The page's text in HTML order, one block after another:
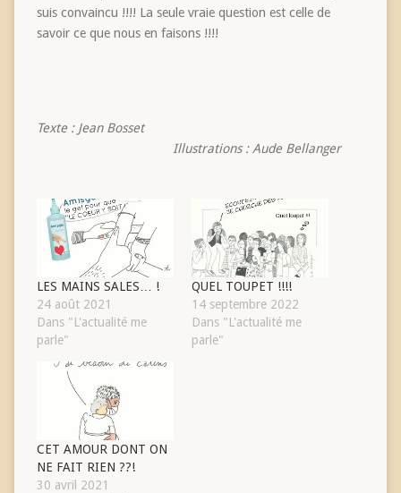
suis convaincu !!!! La seule vraie question est celle de
savoir ce que nous en faisons !!!!
Texte : Jean Bosset
Illustrations : Aude Bellanger
LES MAINS SALES… !
24 août 2021
Dans "L'actualité me
parle"
QUEL TOUPET !!!!
14 septembre 2022
Dans "L'actualité me
parle"
CET AMOUR DONT ON
NE FAIT RIEN ??!
30 avril 2021